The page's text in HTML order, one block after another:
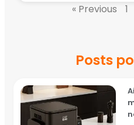
« Previous 1
Posts